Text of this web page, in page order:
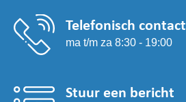
productpagina
Telefonisch contact
ma t/m za 8:30 - 19:00
Stuur een bericht